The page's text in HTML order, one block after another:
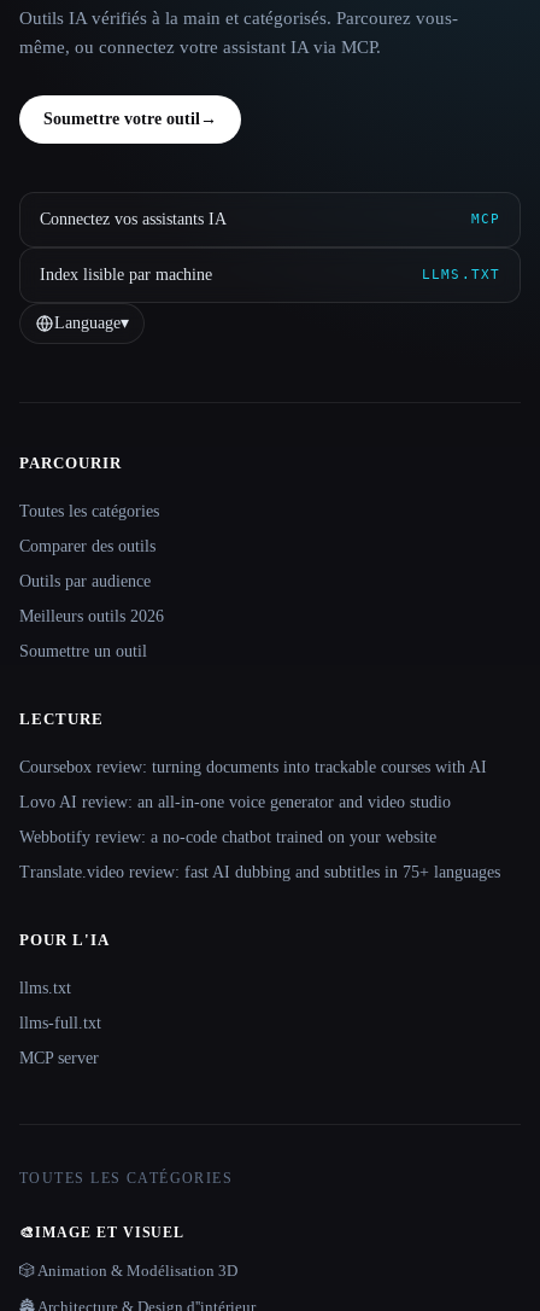
Outils IA vérifiés à la main et catégorisés. Parcourez vous-
même, ou connectez votre assistant IA via MCP.
Soumettre votre outil →
Connectez vos assistants IA MCP
Index lisible par machine LLMS.TXT
Language▾
Site navigation
PARCOURIR
Toutes les catégories
Comparer des outils
Outils par audience
Meilleurs outils 2026
Soumettre un outil
LECTURE
Coursebox review: turning documents into trackable courses with AI
Lovo AI review: an all-in-one voice generator and video studio
Webbotify review: a no-code chatbot trained on your website
Translate.video review: fast AI dubbing and subtitles in 75+ languages
POUR L'IA
llms.txt
llms-full.txt
MCP server
TOUTES LES CATÉGORIES
🎨IMAGE ET VISUEL
🎲 Animation & Modélisation 3D
🏯 Architecture & Design d''intérieur